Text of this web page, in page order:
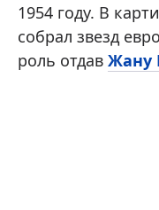
1954 году. В
собрал звезд
роль отдав Жану